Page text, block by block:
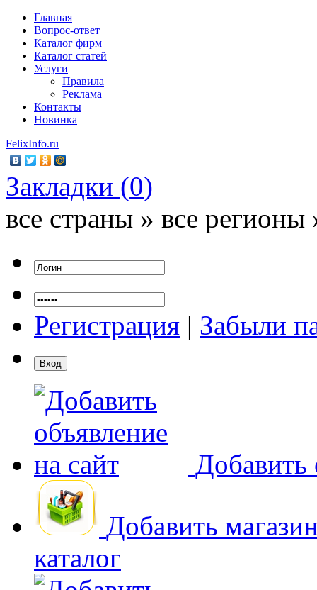
Главная
Вопрос-ответ
Каталог фирм
Каталог статей
Услуги
Правила
Реклама
Контакты
Новинка
FelixInfo.ru
Закладки (0)
все страны » все регионы
Регистрация | Забыли
Добавить
Добавить
каталог